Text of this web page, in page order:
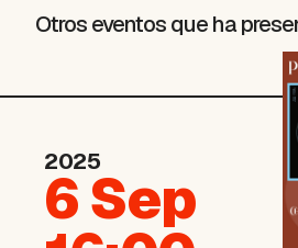
Otros eventos que ha
2025
6 Sep